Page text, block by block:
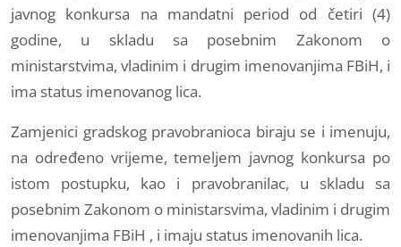
javnog konkursa na mandatni period od četiri (4)
godine, u skladu sa posebnim Zakonom o
ministarstvima, vladinim i drugim imenovanjima FBiH, i
ima status imenovanog lica.
Zamjenici gradskog pravobranioca biraju se i imenuju,
na određeno vrijeme, temeljem javnog konkursa po
istom postupku, kao i pravobranilac, u skladu sa
posebnim Zakonom o ministarsvima, vladinim i drugim
imenovanjima FBiH , i imaju status imenovanih lica.